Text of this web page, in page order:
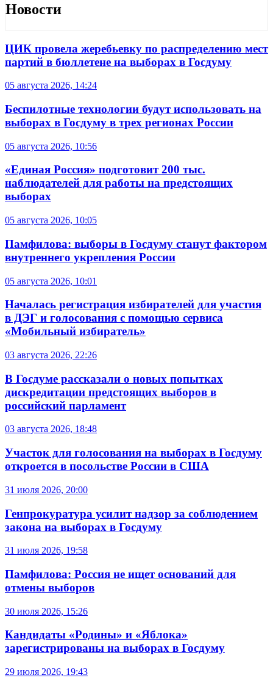
Новости
ЦИК провела жеребьевку по распределению мест
партий в бюллетене на выборах в Госдуму
05 августа 2026, 14:24
Беспилотные технологии будут использовать на
выборах в Госдуму в трех регионах России
05 августа 2026, 10:56
«Единая Россия» подготовит 200 тыс.
наблюдателей для работы на предстоящих
выборах
05 августа 2026, 10:05
Памфилова: выборы в Госдуму станут фактором
внутреннего укрепления России
05 августа 2026, 10:01
Началась регистрация избирателей для участия
в ДЭГ и голосования с помощью сервиса
«Мобильный избиратель»
03 августа 2026, 22:26
В Госдуме рассказали о новых попытках
дискредитации предстоящих выборов в
российский парламент
03 августа 2026, 18:48
Участок для голосования на выборах в Госдуму
откроется в посольстве России в США
31 июля 2026, 20:00
Генпрокуратура усилит надзор за соблюдением
закона на выборах в Госдуму
31 июля 2026, 19:58
Памфилова: Россия не ищет оснований для
отмены выборов
30 июля 2026, 15:26
Кандидаты «Родины» и «Яблока»
зарегистрированы на выборах в Госдуму
29 июля 2026, 19:43